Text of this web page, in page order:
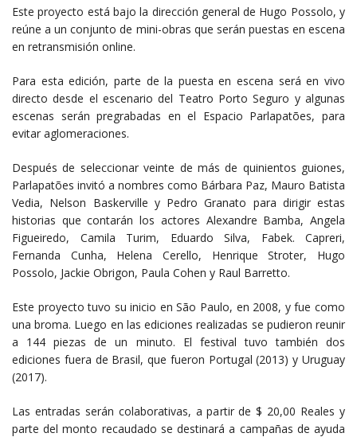
Este proyecto está bajo la dirección general de Hugo Possolo, y
reúne a un conjunto de mini-obras que serán puestas en escena
en retransmisión online.
Para esta edición, parte de la puesta en escena será en vivo
directo desde el escenario del Teatro Porto Seguro y algunas
escenas serán pregrabadas en el Espacio Parlapatões, para
evitar aglomeraciones.
Después de seleccionar veinte de más de quinientos guiones,
Parlapatões invitó a nombres como Bárbara Paz, Mauro Batista
Vedia, Nelson Baskerville y Pedro Granato para dirigir estas
historias que contarán los actores Alexandre Bamba, Angela
Figueiredo, Camila Turim, Eduardo Silva, Fabek. Capreri,
Fernanda Cunha, Helena Cerello, Henrique Stroter, Hugo
Possolo, Jackie Obrigon, Paula Cohen y Raul Barretto.
Este proyecto tuvo su inicio en São Paulo, en 2008, y fue como
una broma. Luego en las ediciones realizadas se pudieron reunir
a 144 piezas de un minuto. El festival tuvo también dos
ediciones fuera de Brasil, que fueron Portugal (2013) y Uruguay
(2017).
Las entradas serán colaborativas, a partir de $ 20,00 Reales y
parte del monto recaudado se destinará a campañas de ayuda